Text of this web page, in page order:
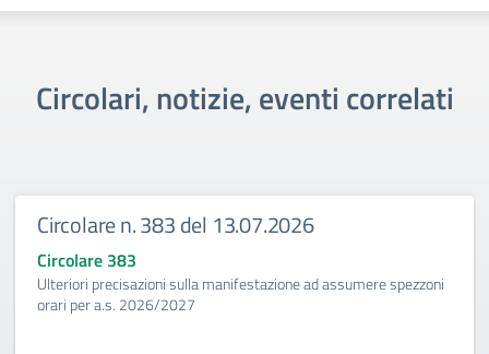
Circolari, notizie, eventi correlati
Circolare n. 383 del 13.07.2026
Circolare 383
Ulteriori precisazioni sulla manifestazione ad assumere spezzoni
orari per a.s. 2026/2027